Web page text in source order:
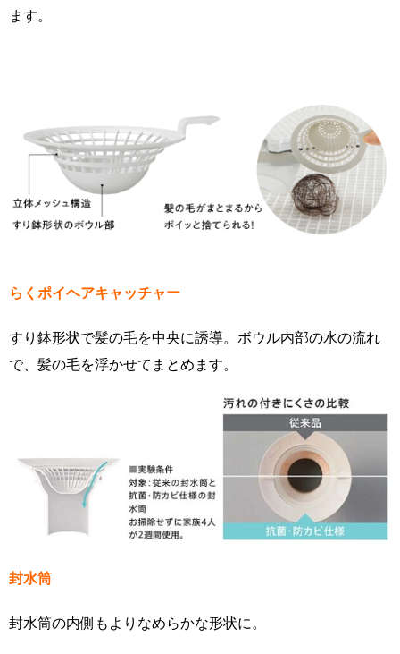
ます。
らくポイヘアキャッチャー
すり鉢形状で髪の毛を中央に誘導。ボウル内部の水の流れ
で、髪の毛を浮かせてまとめます。
封水筒
封水筒の内側もよりなめらかな形状に。